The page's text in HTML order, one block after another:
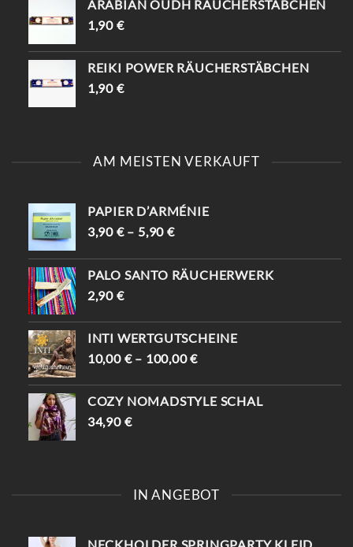
ARABIAN OUDH RÄUCHERSTÄBCHEN
1,90 €
REIKI POWER RÄUCHERSTÄBCHEN
1,90 €
AM MEISTEN VERKAUFT
PAPIER D’ARMÉNIE
3,90 €– 5,90€
PALO SANTO RÄUCHERWERK
2,90 €
INTI WERTGUTSCHEINE
10,00 €– 100,00€
COZY NOMADSTYLE SCHAL
34,90 €
IN ANGEBOT